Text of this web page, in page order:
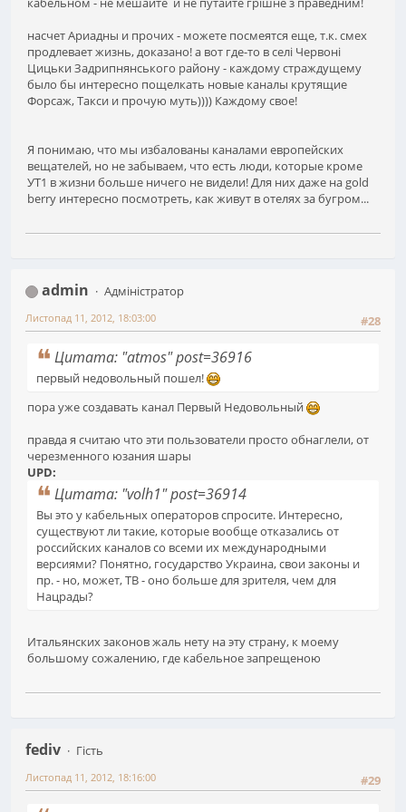
насчет Ариадны и прочих - можете посмеятся еще, т.к. смех
продлевает жизнь, доказано! а вот где-то в селі Червоні
Цицьки Задрипнянського району - каждому страждущему
было бы интересно пощелкать новые каналы крутящие
Форсаж, Такси и прочую муть)))) Каждому свое!
Я понимаю, что мы избалованы каналами европейских
вещателей, но не забываем, что есть люди, которые кроме
УТ1 в жизни больше ничего не видели! Для них даже на gold
berry интересно посмотреть, как живут в отелях за бугром...
admin
Адміністратор
#28
Листопад 11, 2012, 18:03:00
Цитата: "atmos" post=36916
первый недовольный пошел!
пора уже создавать канал Первый Недовольный
правда я считаю что эти пользователи просто обнаглели, от
черезменного юзания шары
UPD:
Цитата: "volh1" post=36914
Вы это у кабельных операторов спросите. Интересно,
существуют ли такие, которые вообще отказались от
российских каналов со всеми их международными
версиями? Понятно, государство Украина, свои законы и
пр. - но, может, ТВ - оно больше для зрителя, чем для
Нацрады?
Итальянских законов жаль нету на эту страну, к моему
большому сожалению, где кабельное запрещеною
fediv
Гість
#29
Листопад 11, 2012, 18:16:00